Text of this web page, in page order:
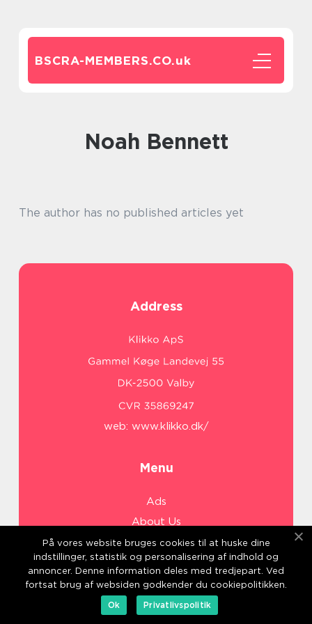
BSCRA-MEMBERS.CO.uk
Noah Bennett
The author has no published articles yet
Address
web: www.klikko.dk/
Menu
Ads
About Us
Cookies
Contact
Sitemap
På vores website bruges cookies til at huske dine
indstillinger, statistik og personalisering af indhold og
annoncer. Denne information deles med tredjepart. Ved
fortsat brug af websiden godkender du cookiepolitikken.
Ok
Privatlivspolitik